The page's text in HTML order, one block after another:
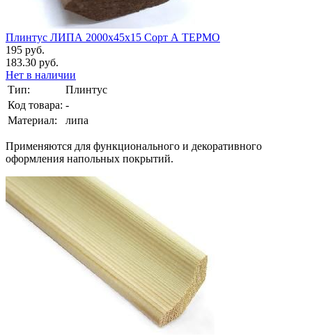
Плинтус ЛИПА 2000х45х15 Сорт А ТЕРМО
195 руб.
183.30 руб.
Нет в наличии
Тип:
Плинтус
Код товара: -
Материал:
липа
Применяются для функционального и декоративного
оформления напольных покрытий.